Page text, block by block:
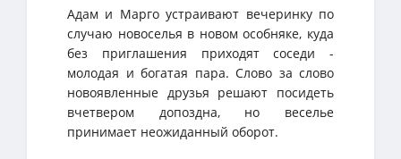
Адам и Марго устраивают вечеринку по
случаю новоселья в новом особняке, куда
без приглашения приходят соседи -
молодая и богатая пара. Слово за слово
новоявленные друзья решают посидеть
вчетвером допоздна, но веселье
принимает неожиданный оборот.